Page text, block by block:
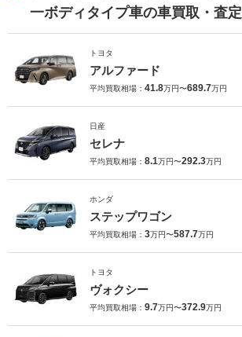
一ボディタイプ車の車買取・査
トヨタ
アルファード
平均買取相場： 41.8万円〜689.7万円
日産
セレナ
平均買取相場： 8.1万円〜292.3万円
ホンダ
ステップワゴン
平均買取相場： 3万円〜587.7万円
トヨタ
ヴォクシー
平均買取相場： 9.7万円〜372.9万円